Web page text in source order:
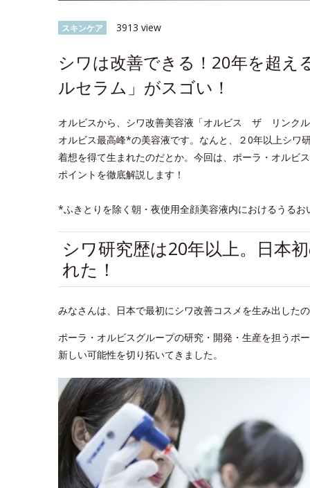
スキンケア 3913 view
シワは改善できる！20年を超
ルセラム」がスゴい！
オルビスから、シワ改善美容液「オルビス ザ リンク
オルビス最高峰*の美容液です。なんと、２0年以上シワ
着想を得て生まれたのだとか。今回は、ポーラ・オルビ
ポイントを徹底解説します！
*ふきとりを除く朝・夜使用全顔美容液内におけるうるお
シワ研究歴は20年以上。日本
れた！
みなさんは、日本で最初にシワ改善コスメを生み出した
ポーラ・オルビスグループの研究・開発・生産を担うポ
新しい可能性を切り拓いてきました。